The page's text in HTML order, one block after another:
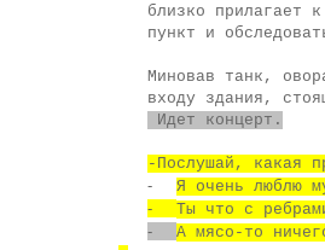
близко прилагает
пункт и
Миновав танк,
входу здания,
Идет концерт.
-Послушай, какая
-
Я очень люблю
-
Ты что с
-
А мясо-то